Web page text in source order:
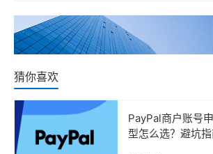
猜你喜欢
PayPal商户账号
型怎么选？避坑指